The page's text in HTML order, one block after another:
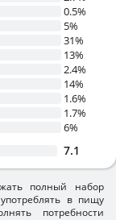
0.5%
5%
31%
13%
2.4%
14%
1.6%
1.7%
6%
7.1
полный набор
в пищу
потребности